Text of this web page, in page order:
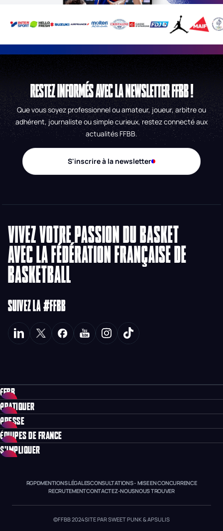
RESTEZ INFORMÉS AVEC LA NEWSLETTER FFBB !
Que vous soyez professionnel ou amateur, joueur, arbitre ou
adhérent, journaliste ou simple curieux, restez connecté aux
actualités FFBB.
S'inscrire à la newsletter
VIVEZ VOTRE PASSION DU BASKET
AVEC LA FÉDÉRATION FRANÇAISE DE
BASKETBALL
SUIVEZ LA #FFBB
FFBB
PRATIQUER
PRESSE
ÉQUIPES DE FRANCE
S'IMPLIQUER
RGPDMENTIONS LÉGALESCONSULTATIONS - MISE EN CONCURRENCE
RECRUTEMENTCONTACTEZ-NOUSNOUS TROUVER
©FFBB 2024SITE PAR SWEET PUNK & APSULIS